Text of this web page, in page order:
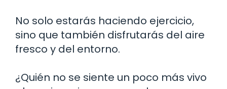
No solo estarás haciendo ejercicio,
sino que también disfrutarás del aire
fresco y del entorno.
¿Quién no se siente un poco más vivo